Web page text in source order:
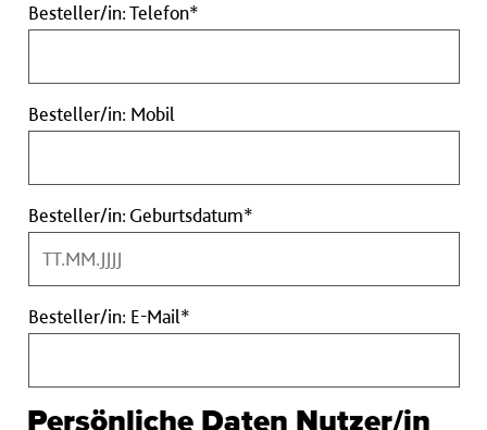
Besteller/in: Telefon*
Telefon
Besteller/in: Mobil
Mobil
Besteller/in: Geburtsdatum*
Geburtsdatum
Besteller/in: E-Mail*
E-
Pflichtfeld
Persönliche Daten Nutzer/in